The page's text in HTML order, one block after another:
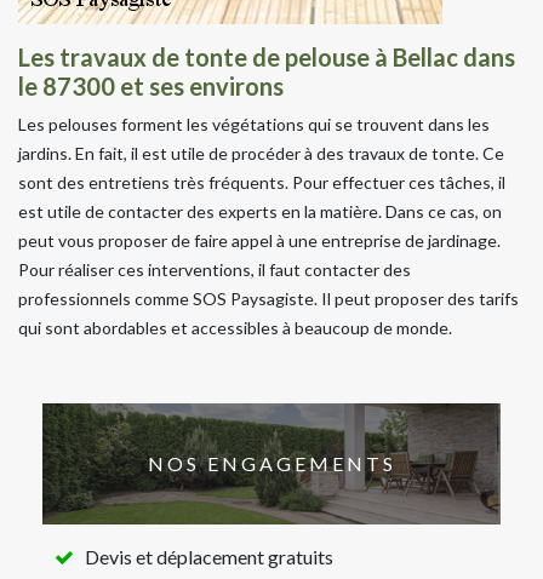
Les travaux de tonte de pelouse à Bellac dans
le 87300 et ses environs
Les pelouses forment les végétations qui se trouvent dans les
jardins. En fait, il est utile de procéder à des travaux de tonte. Ce
sont des entretiens très fréquents. Pour effectuer ces tâches, il
est utile de contacter des experts en la matière. Dans ce cas, on
peut vous proposer de faire appel à une entreprise de jardinage.
Pour réaliser ces interventions, il faut contacter des
professionnels comme SOS Paysagiste. Il peut proposer des tarifs
qui sont abordables et accessibles à beaucoup de monde.
NOS ENGAGEMENTS
Devis et déplacement gratuits